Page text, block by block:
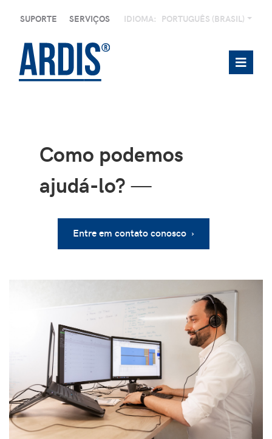
SUPORTE SERVIÇOS IDIOMA: PORTUGUÊS (BRASIL)
Como podemos
ajudá-lo?—
Entre em contato conosco ›